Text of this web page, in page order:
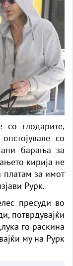
со глодарите,
со
барања за
кирија не
за имот
Рурк.
пресуди во
потврдувајќи
го раскина
му на Рурк